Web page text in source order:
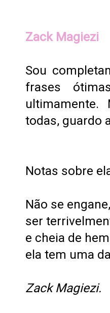
Zack Magiezi
Sou
frases
todas, guardo
Notas sobre
Não se
ser
e cheia de
ela tem uma
Zack Magiezi.